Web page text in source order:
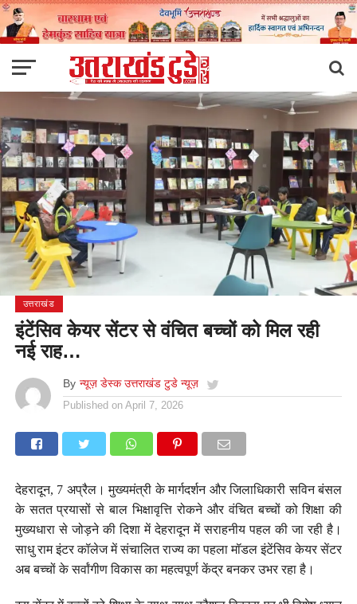
उत्तराखंड
इंटेंसिव केयर सेंटर से वंचित बच्चों को मिल रही
नई राह…
By न्यूज़ डेस्क उत्तराखंड टुडे न्यूज़
Published on April 7, 2026
देहरादून, 7 अप्रैल। मुख्यमंत्री के मार्गदर्शन और जिलाधिकारी सविन बंसल
के सतत प्रयासों से बाल भिक्षावृत्ति रोकने और वंचित बच्चों को शिक्षा की
मुख्यधारा से जोड़ने की दिशा में देहरादून में सराहनीय पहल की जा रही है।
साधु राम इंटर कॉलेज में संचालित राज्य का पहला मॉडल इंटेंसिव केयर सेंटर
अब बच्चों के सर्वांगीण विकास का महत्वपूर्ण केंद्र बनकर उभर रहा है।